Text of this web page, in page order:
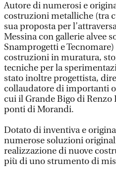
Autore di numerosi e
costruzioni metalliche (tra
sua proposta per
Messina con gallerie alvee
Snamprogetti e
costruzioni in muratura,
tecniche per la
stato inoltre progettista,
collaudatore di importanti
cui il Grande Bigo di
ponti di Morandi.
Dotato di inventiva e
numerose soluzioni
realizzazione di nuove
più di uno strumento di